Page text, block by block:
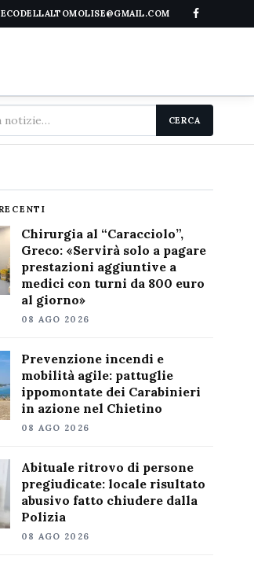
ECODELLALTOMOLISE@GMAIL.COM
CERCA
Chirurgia al “Caracciolo”,
Greco: «Servirà solo a pagare
prestazioni aggiuntive a
medici con turni da 800 euro
al giorno»
08 AGO 2026
Prevenzione incendi e
mobilità agile: pattuglie
ippomontate dei Carabinieri
in azione nel Chietino
08 AGO 2026
Abituale ritrovo di persone
pregiudicate: locale risultato
abusivo fatto chiudere dalla
Polizia
08 AGO 2026